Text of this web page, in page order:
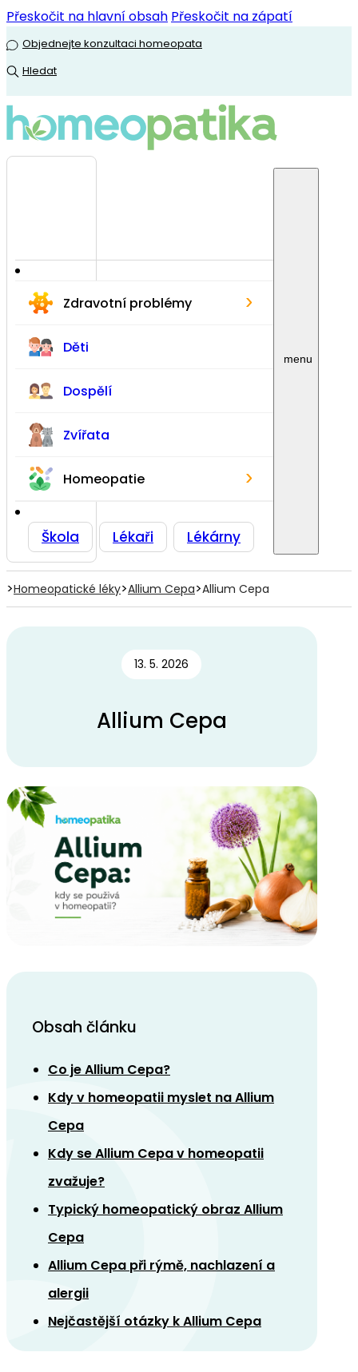
Přeskočit na hlavní obsah Přeskočit na zápatí
Objednejte konzultaci homeopata
Hledat
Zdravotní problémy ›
Děti
Dospělí
Zvířata
Homeopatie ›
Škola Lékaři Lékárny
>Homeopatické léky>Allium Cepa>Allium Cepa
13. 5. 2026
Allium Cepa
Obsah článku
Co je Allium Cepa?
Kdy v homeopatii myslet na Allium
Cepa
Kdy se Allium Cepa v homeopatii
zvažuje?
Typický homeopatický obraz Allium
Cepa
Allium Cepa při rýmě, nachlazení a
alergii
Nejčastější otázky k Allium Cepa